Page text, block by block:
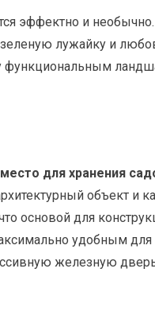
эффектно и
лужайку и
функциональным
для хранения
объект и
основой для
удобным для
железную